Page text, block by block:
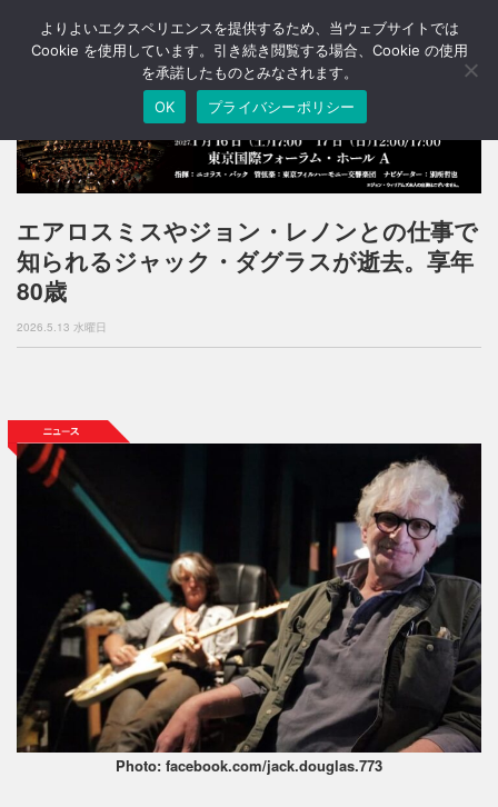
T
o
a
v
g
a
n
エアロスミスやジョン・レノンとの仕事で
知られるジャック・ダグラスが逝去。享年
80歳
2026.5.13 水曜日
Photo: facebook.com/jack.douglas.773
よりよいエクスペリエンスを提供するため、当ウェブサイトでは
Cookie を使用しています。引き続き閲覧する場合、Cookie の使用
を承諾したものとみなされます。
OK
プライバシーポリシー